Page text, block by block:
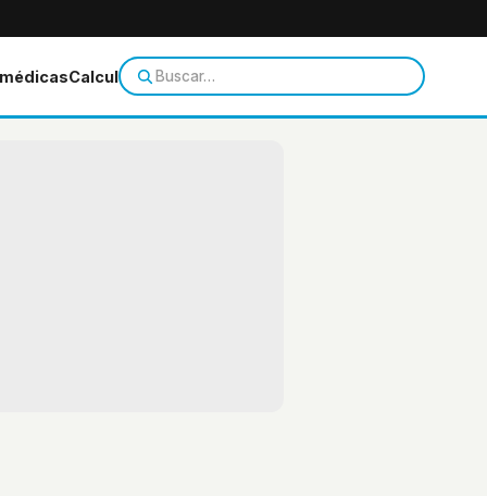
CalculadorasTemas de salud